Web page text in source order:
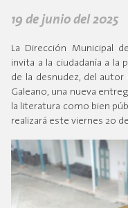
19 de junio del 2025
La Dirección Municipal
invita a la ciudadanía a la
de la desnudez, del
Galeano, una nueva
la literatura como bien
realizará este viernes 20 de